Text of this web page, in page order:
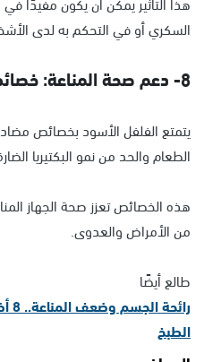
السكري أو في التحكم به لدى
8- دعم صحة المناعة: خصائص مضادة للبكتيريا
يتمتع الفلفل الأسود بخصائص
الطعام والحد من نمو البكتيريا
هذه الخصائص تعزز صحة الجهاز
من الأمراض والعدوى.
طالع أيضًا
الطبخ